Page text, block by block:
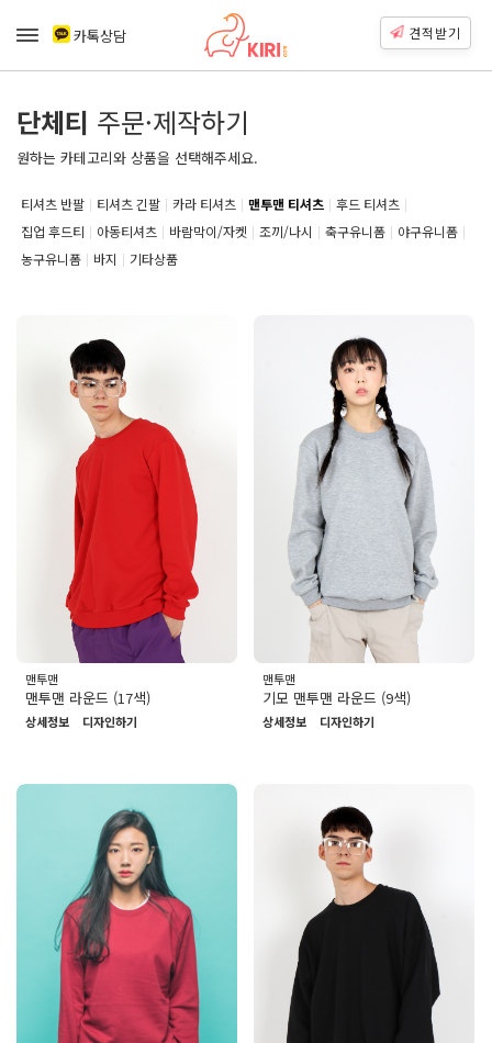
카톡상담 견적받기
단체티 주문·제작하기
원하는 카테고리와 상품을 선택해주세요.
티셔츠 반팔 티셔츠 긴팔 카라 티셔츠 맨투맨 티셔츠
후드 티셔츠
집업 후드티
아동티셔츠 바람막이/자켓 조끼/나시 축구유니폼
야구유니폼
농구유니폼
바지 기타상품
맨투맨
맨투맨 라운드 (17색)
상세정보 디자인하기
맨투맨
기모 맨투맨 라운드 (9색)
상세정보 디자인하기